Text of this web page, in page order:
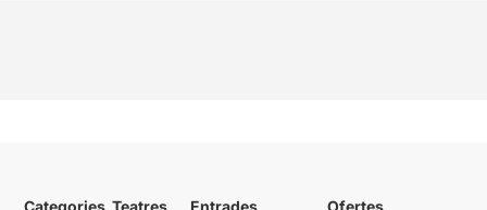
Categories Teatres
Entrades
Ofertes